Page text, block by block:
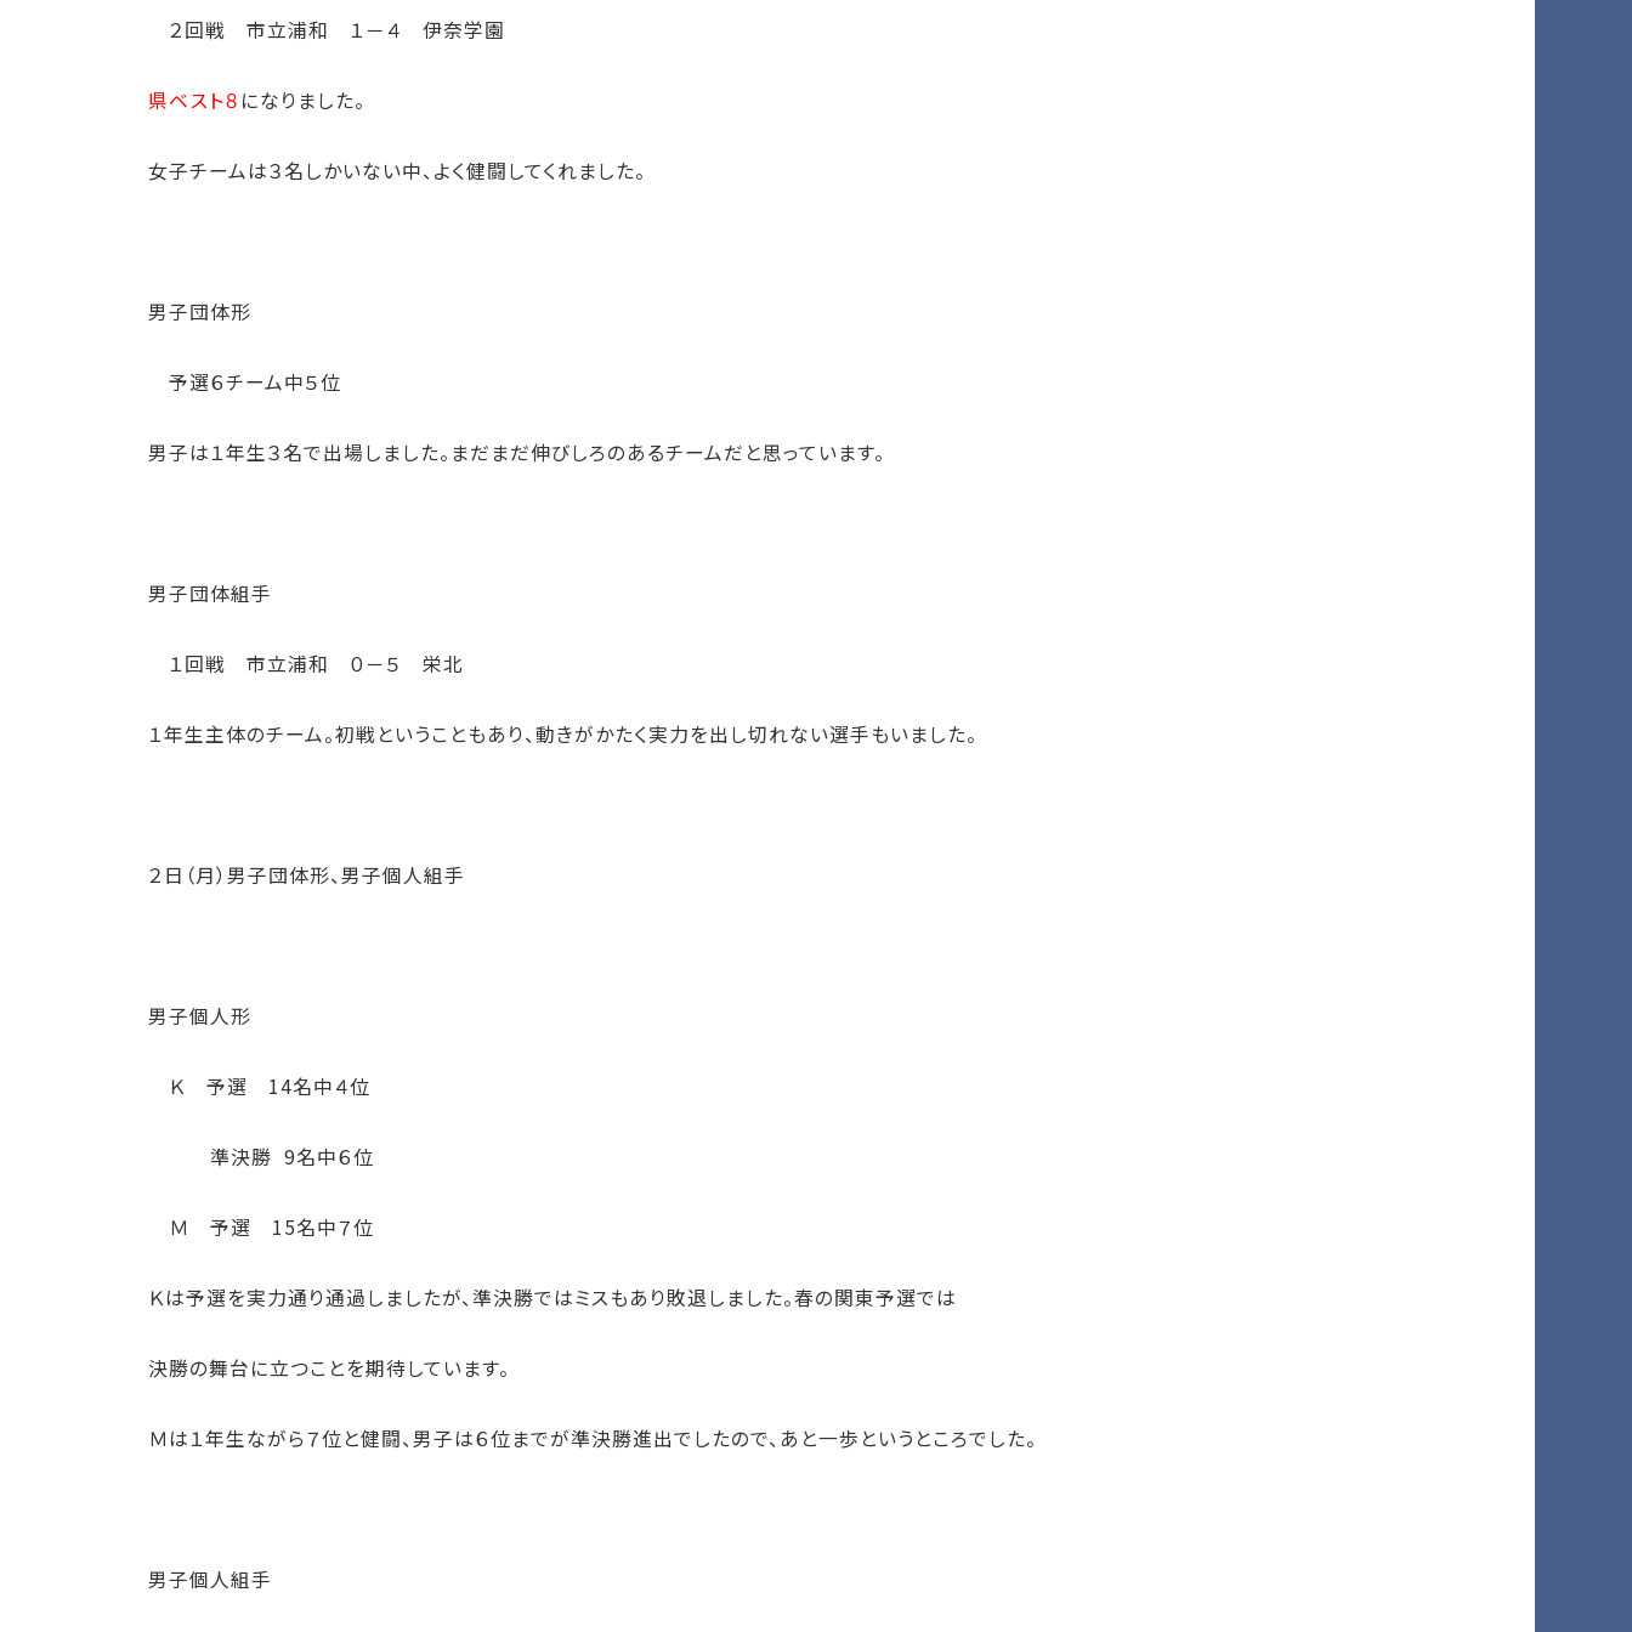
２回戦 市立浦和 １－４ 伊奈学園
県ベスト８ になりました。
女子チームは３名しかいない中、よく健闘してくれました。
男子団体形
予選６チーム中５位
男子は１年生３名で出場しました。まだまだ伸びしろのあるチームだと思っています。
男子団体組手
１回戦 市立浦和 ０－５ 栄北
１年生主体のチーム。初戦ということもあり、動きがかたく実力を出し切れない選手もいました。
２日（月）男子団体形、男子個人組手
男子個人形
Ｋ 予選 14名中４位
準決勝 9名中６位
Ｍ 予選 15名中７位
Ｋは予選を実力通り通過しましたが、準決勝ではミスもあり敗退しました。春の関東予選では
決勝の舞台に立つことを期待しています。
Ｍは１年生ながら７位と健闘、男子は６位までが準決勝進出でしたので、あと一歩というところでした。
男子個人組手